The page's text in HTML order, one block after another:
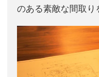
のある素敵な間取り